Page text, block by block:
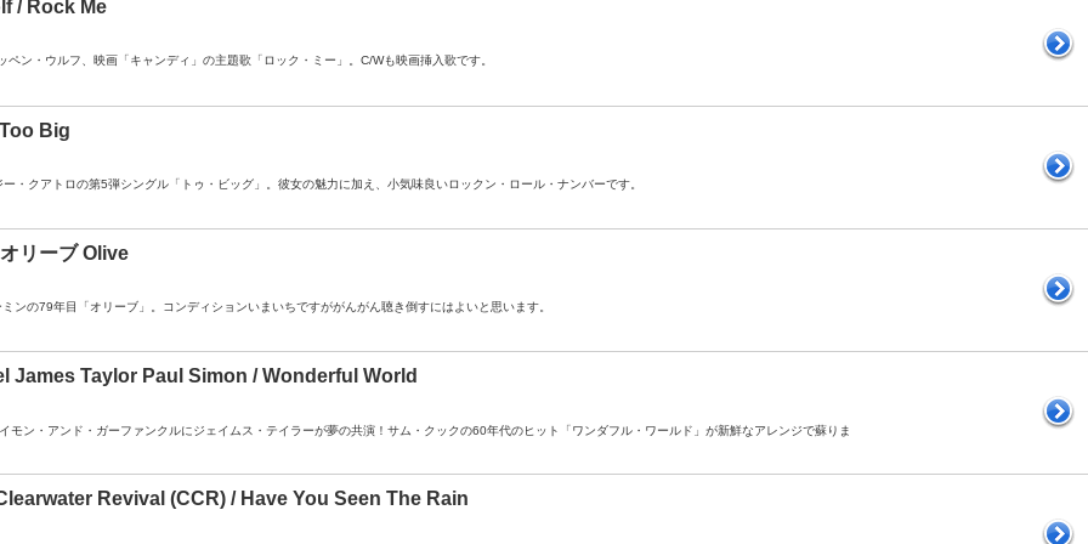
/ Rock Me
ペン・ウルフ、映画「キャンディ」の主題歌「ロック・ミー」。C/Wも映画挿入歌です。
Big
・クアトロの第5弾シングル「トゥ・ビッグ」。彼女の魅力に加え、小気味良いロックン・ロール・ナンバーです。
リーブ Olive
ンの79年目「オリーブ」。コンディションいまいちですががんがん聴き倒すにはよいと思います。
James Taylor Paul Simon / Wonderful World
モン・アンド・ガーファンクルにジェイムス・テイラーが夢の共演！サム・クックの60年代のヒット「ワンダフル・ワールド」が新鮮なアレンジで蘇りま
Revival (CCR) / Have You Seen The Rain